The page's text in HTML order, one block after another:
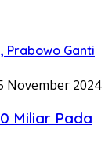
Prabowo Ganti
November 2024
Miliar Pada